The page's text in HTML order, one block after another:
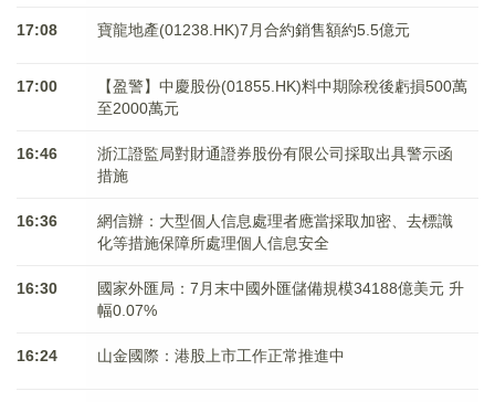
17:08 寶龍地產(01238.HK)7月合約銷售額約5.5億元
17:00
【盈警】中慶股份(01855.HK)料中期除稅後虧損500萬
至2000萬元
16:46
浙江證監局對財通證券股份有限公司採取出具警示函
措施
16:36
網信辦：大型個人信息處理者應當採取加密、去標識
化等措施保障所處理個人信息安全
16:30
國家外匯局：7月末中國外匯儲備規模34188億美元 升
幅0.07%
16:24 山金國際：港股上市工作正常推進中